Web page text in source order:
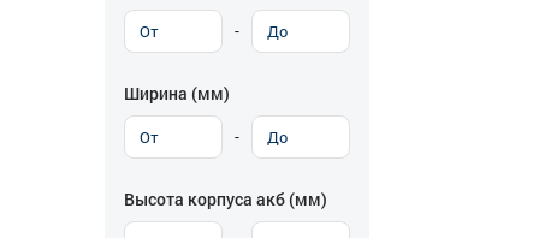
-
Ширина (мм)
-
Высота корпуса акб (мм)